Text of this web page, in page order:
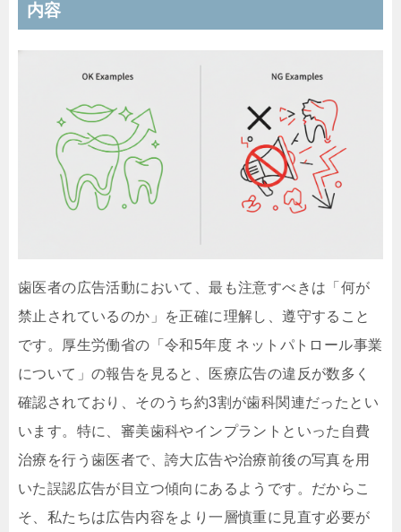
内容
歯医者の広告活動において、最も注意すべきは「何が
禁止されているのか」を正確に理解し、遵守すること
です。厚生労働省の「令和5年度 ネットパトロール事業
について」の報告を見ると、医療広告の違反が数多く
確認されており、そのうち約3割が歯科関連だったとい
います。特に、審美歯科やインプラントといった自費
治療を行う歯医者で、誇大広告や治療前後の写真を用
いた誤認広告が目立つ傾向にあるようです。だからこ
そ、私たちは広告内容をより一層慎重に見直す必要が